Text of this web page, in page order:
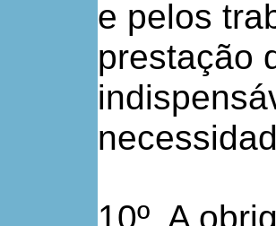
e pelos
prestação
10º. A